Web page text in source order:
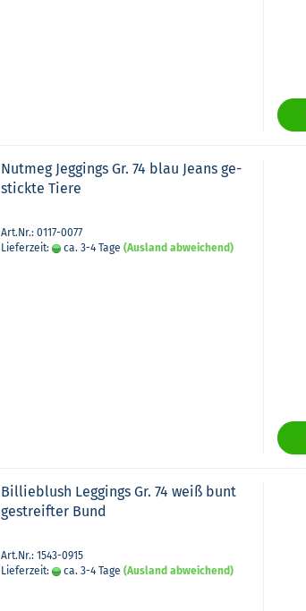
Nut­meg Jeg­gings Gr. 74 blau Jeans ge­
stick­te Tiere
Art.Nr.: 0117-0077
Lieferzeit:
ca. 3-4 Tage (Ausland abweichend)
Bil­lieb­lush Leg­gings Gr. 74 weiß bunt
ge­streif­ter Bund
Art.Nr.: 1543-0915
Lieferzeit:
ca. 3-4 Tage (Ausland abweichend)